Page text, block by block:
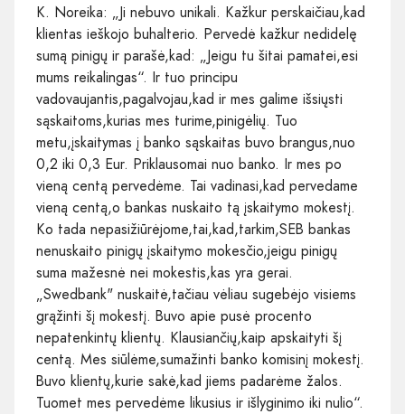
K. Noreika: „Ji nebuvo unikali. Kažkur perskaičiau,kad
klientas ieškojo buhalterio. Pervedė kažkur nedidelę
sumą pinigų ir parašė,kad: „Jeigu tu šitai pamatei,esi
mums reikalingas“. Ir tuo principu
vadovaujantis,pagalvojau,kad ir mes galime išsiųsti
sąskaitoms,kurias mes turime,pinigėlių. Tuo
metu,įskaitymas į banko sąskaitas buvo brangus,nuo
0,2 iki 0,3 Eur. Priklausomai nuo banko. Ir mes po
vieną centą pervedėme. Tai vadinasi,kad pervedame
vieną centą,o bankas nuskaito tą įskaitymo mokestį.
Ko tada nepasižiūrėjome,tai,kad,tarkim,SEB bankas
nenuskaito pinigų įskaitymo mokesčio,jeigu pinigų
suma mažesnė nei mokestis,kas yra gerai.
„Swedbank" nuskaitė,tačiau vėliau sugebėjo visiems
grąžinti šį mokestį. Buvo apie pusė procento
nepatenkintų klientų. Klausiančių,kaip apskaityti šį
centą. Mes siūlėme,sumažinti banko komisinį mokestį.
Buvo klientų,kurie sakė,kad jiems padarėme žalos.
Tuomet mes pervedėme likusius ir išlyginimo iki nulio“.